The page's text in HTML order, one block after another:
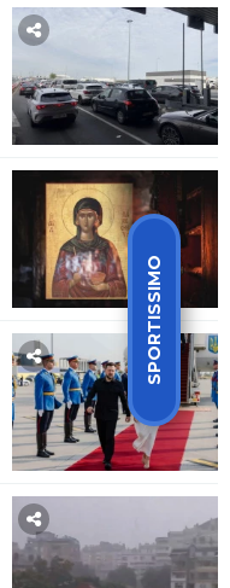
SPORTISSIMO